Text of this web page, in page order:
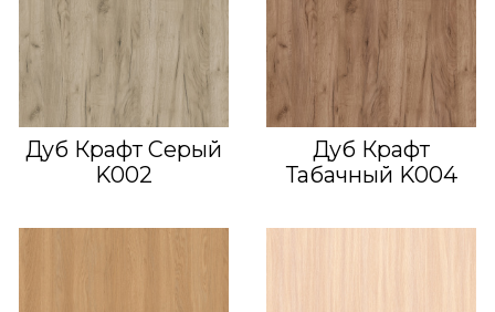
Дуб Крафт Серый
K002
Дуб Крафт
Табачный K004